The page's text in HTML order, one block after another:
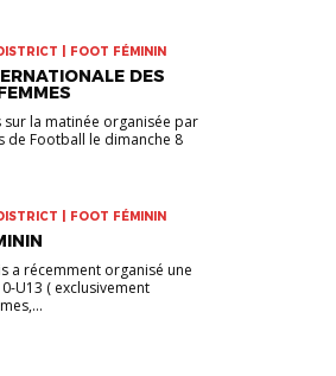
| FOOT FÉMININ
DES
sur la matinée organisée par
de Football le dimanche 8
| FOOT FÉMININ
a récemment organisé une
U13 ( exclusivement